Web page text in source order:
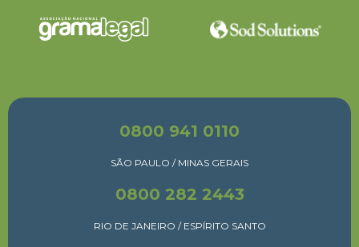
0800 941 0110
SÃO PAULO / MINAS GERAIS
0800 282 2443
RIO DE JANEIRO / ESPÍRITO SANTO